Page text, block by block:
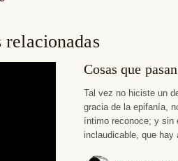
relacionadas
Cosas que pasan
Tal vez no hiciste un
gracia de la epifanía,
íntimo reconoce; y sin
inclaudicable, que hay